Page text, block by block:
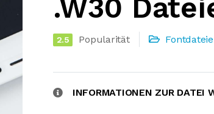
.W30
2.5 Popularität
INFORMATIONEN ZUR DATEI